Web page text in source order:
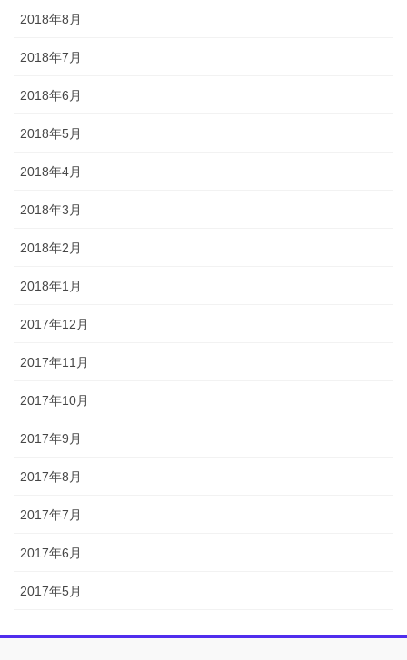
2018年8月
2018年7月
2018年6月
2018年5月
2018年4月
2018年3月
2018年2月
2018年1月
2017年12月
2017年11月
2017年10月
2017年9月
2017年8月
2017年7月
2017年6月
2017年5月